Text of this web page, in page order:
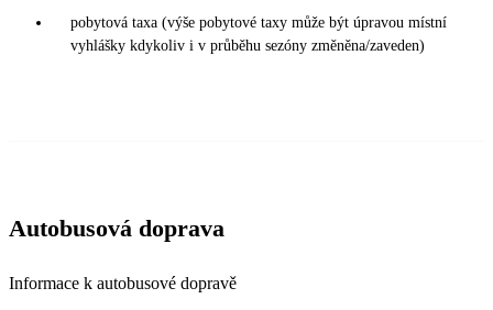
pobytová taxa (výše pobytové taxy může být úpravou místní
vyhlášky kdykoliv i v průběhu sezóny změněna/zaveden)
Autobusová doprava
Informace k autobusové dopravě